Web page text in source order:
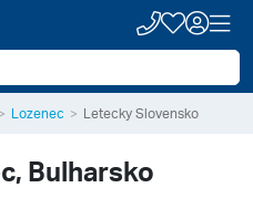
Lozenec Letecky Slovensko
Bulharsko